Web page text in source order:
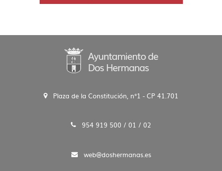
Plaza de la Constitución, n°1 - CP 41.701
954 919 500 / 01 / 02
web@doshermanas.es